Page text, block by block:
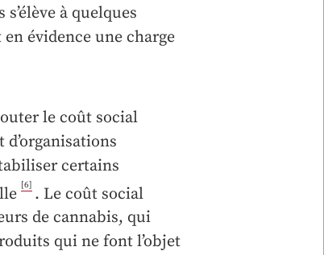
à quelques
évidence une charge
le coût social
certains
[6] . Le coût social
de cannabis, qui
qui ne font l’objet